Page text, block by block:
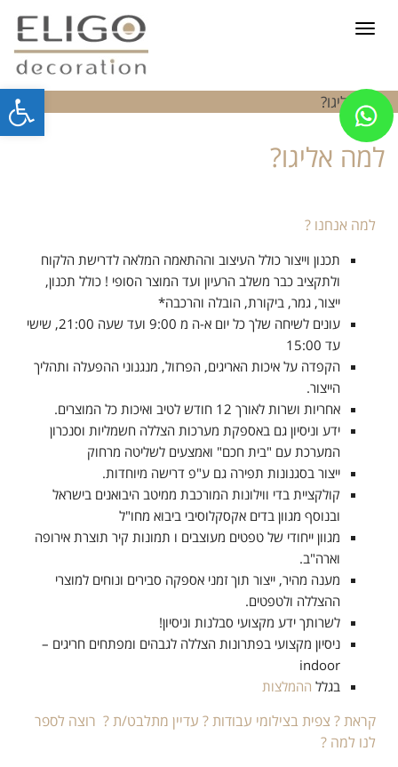
תפריט
למה אליגו?
למה אליגו?
למה אנחנו ?
תכנון וייצור כולל העיצוב וההתאמה המלאה לדרישת הלקוח
ולתקציב כבר משלב הרעיון ועד המוצר הסופי ! כולל תכנון,
ייצור, גמר, ביקורת, הובלה והרכבה*
עונים לשיחה שלך כל יום א-ה מ 9:00 ועד שעה 21:00, שישי
עד 15:00
הקפדה על איכות האריגים, הפרזול, מנגנוני ההפעלה ותהליך
הייצור.
אחריות ושרות לאורך 12 חודש לטיב ואיכות כל המוצרים.
ידע וניסיון גם באספקת מערכות הצללה חשמליות וסנכרון
המערכת עם "בית חכם" ואמצעים לשליטה מרחוק
ייצור בסגנונות תפירה גם ע"פ דרישה מיוחדות.
קולקציית בדי ווילונות המורכבת ממיטב היבואנים בישראל
ובנוסף מגוון בדים אקסקלוסיבי ביבוא מחו"ל
מגוון ייחודי של טפטים מעוצבים ו תמונות קיר תוצרת אירופה
וארה"ב.
מענה מהיר, ייצור תוך זמני אספקה סבירים ונוחים למוצרי
ההצללה ולטפטים.
לשרותך ידע מקצועי סבלנות וניסיון!
ניסיון מקצועי בפתרונות הצללה לגבהים ומפתחים חריגים –
indoor
בגלל ההמלצות
קראת ? צפית בצילומי עבודות ? עדיין מתלבט/ת ? רוצה לספר
לנו למה ?